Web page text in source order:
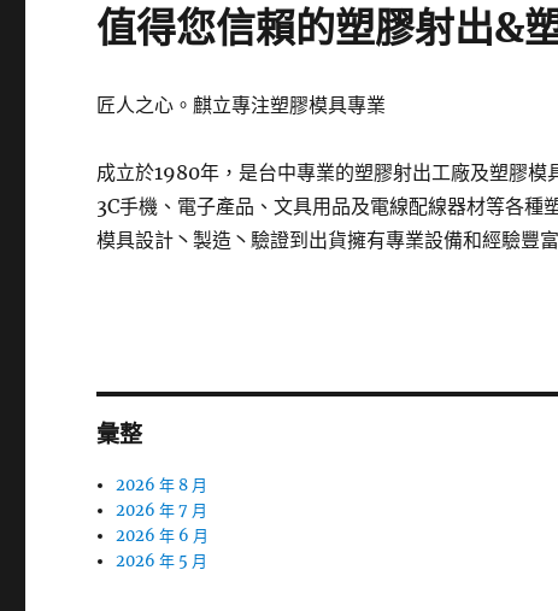
值得您信賴的塑膠射出&
匠人之心。麒立專注塑膠模具專業
成立於1980年，是台中專業的塑膠射出工廠及塑膠模
3C手機、電子產品、文具用品及電線配線器材等各
模具設計丶製造丶驗證到出貨擁有專業設備和經驗豐
彙整
2026 年 8 月
2026 年 7 月
2026 年 6 月
2026 年 5 月